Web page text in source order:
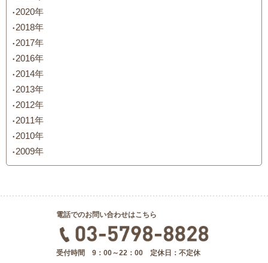
2020年
2018年
2017年
2016年
2014年
2013年
2012年
2011年
2010年
2009年
電話でのお問い合わせはこちら
受付時間 9：00～22：00 定休日：不定休